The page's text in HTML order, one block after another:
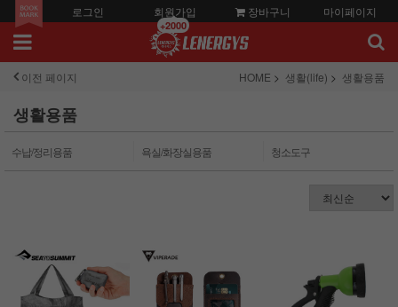
로그인 회원가입
+2000
장바구니 마이페이지
이전 페이지 HOME 생활(life) 생활용품
생활용품
수납/정리용품 욕실/화장실용품 청소도구